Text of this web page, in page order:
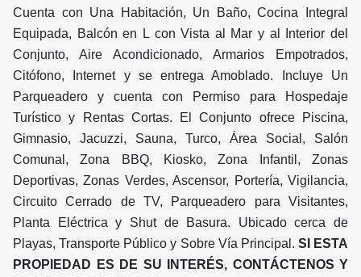
Cuenta con Una Habitación, Un Baño, Cocina Integral
Equipada, Balcón en L con Vista al Mar y al Interior del
Conjunto, Aire Acondicionado, Armarios Empotrados,
Citófono, Internet y se entrega Amoblado. Incluye Un
Parqueadero y cuenta con Permiso para Hospedaje
Turístico y Rentas Cortas. El Conjunto ofrece Piscina,
Gimnasio, Jacuzzi, Sauna, Turco, Área Social, Salón
Comunal, Zona BBQ, Kiosko, Zona Infantil, Zonas
Deportivas, Zonas Verdes, Ascensor, Portería, Vigilancia,
Circuito Cerrado de TV, Parqueadero para Visitantes,
Planta Eléctrica y Shut de Basura. Ubicado cerca de
Playas, Transporte Público y Sobre Vía Principal. SI ESTA
PROPIEDAD ES DE SU INTERÉS, CONTÁCTENOS Y